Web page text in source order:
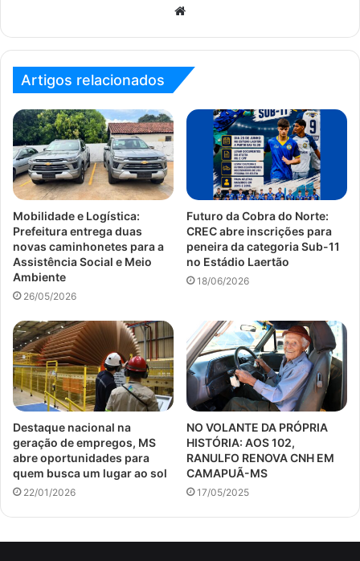
Website
Artigos relacionados
Mobilidade e Logística:
Prefeitura entrega duas
novas caminhonetes para a
Assistência Social e Meio
Ambiente
26/05/2026
Futuro da Cobra do Norte:
CREC abre inscrições para
peneira da categoria Sub-11
no Estádio Laertão
18/06/2026
Destaque nacional na
geração de empregos, MS
abre oportunidades para
quem busca um lugar ao sol
22/01/2026
NO VOLANTE DA PRÓPRIA
HISTÓRIA: AOS 102,
RANULFO RENOVA CNH EM
CAMAPUÃ-MS
17/05/2025